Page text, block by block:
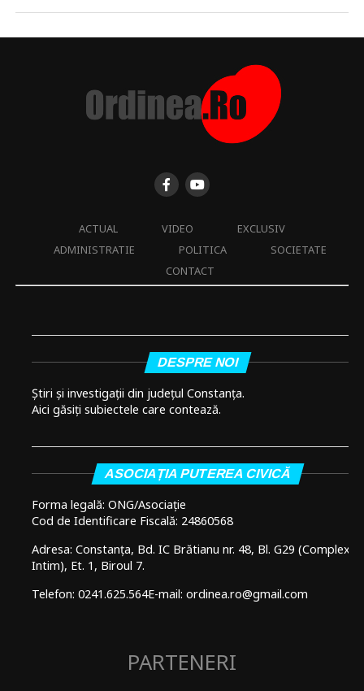
ACTUAL VIDEO
EXCLUSIV
ADMINISTRATIE
POLITICA
SOCIETATE
CONTACT
DESPRE NOI
Știri și investigații din județul Constanța.
Aici găsiți subiectele care contează.
ASOCIAȚIA PUTEREA CIVICĂ
Forma legală: ONG/Asociație
Cod de Identificare Fiscală: 24860568
Adresa: Constanța, Bd. IC Brătianu nr. 48, Bl. G29 (Complex
Intim), Et. 1, Biroul 7.
Telefon: 0241.625.564E-mail: ordinea.ro@gmail.com
PARTENERI